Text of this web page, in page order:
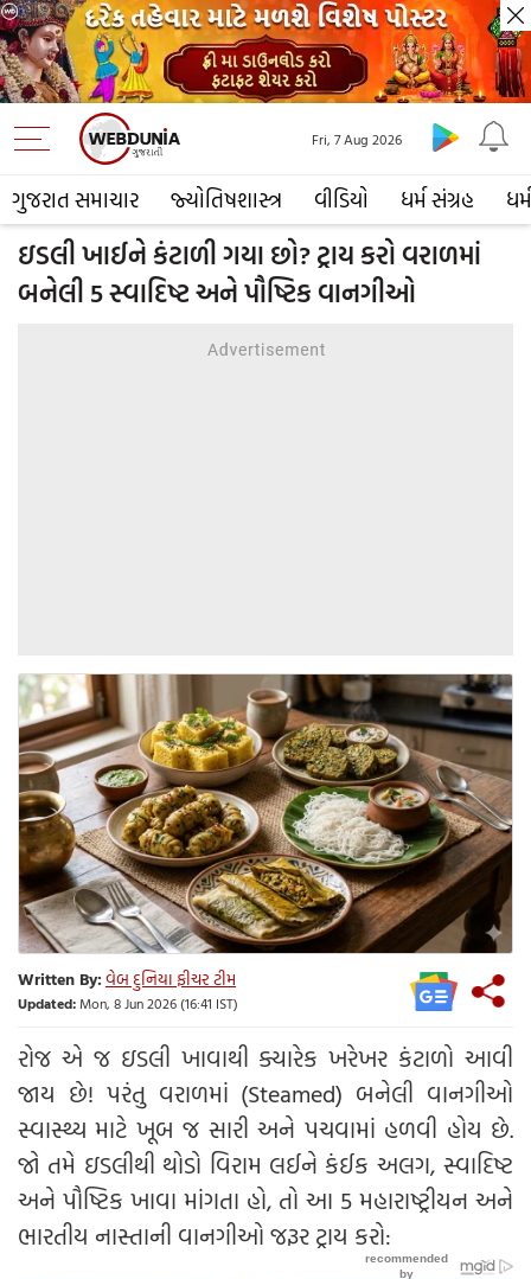
ગુજરાત સમાચાર જ્યોતિષશાસ્ત્ર વીડિયો ધર્મ સંગ્રહ ધર્મ
Fri, 7 Aug 2026
ઇડલી ખાઈને કંટાળી ગયા છો? ટ્રાય કરો વરાળમાં
બનેલી 5 સ્વાદિષ્ટ અને પૌષ્ટિક વાનગીઓ
Written By:વેબ દુનિયા ફીચર ટીમ
Updated: Mon, 8 Jun 2026 (16:41 IST)
રોજ એ જ ઇડલી ખાવાથી ક્યારેક ખરેખર કંટાળો આવી
જાય છે! પરંતુ વરાળમાં (Steamed) બનેલી વાનગીઓ
સ્વાસ્થ્ય માટે ખૂબ જ સારી અને પચવામાં હળવી હોય છે.
જો તમે ઇડલીથી થોડો વિરામ લઈને કંઈક અલગ, સ્વાદિષ્ટ
અને પૌષ્ટિક ખાવા માંગતા હો, તો આ 5 મહારાષ્ટ્રીયન અને
ભારતીય નાસ્તાની વાનગીઓ જરૂર ટ્રાય કરો: